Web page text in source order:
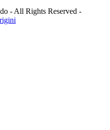
- All Rights Reserved -